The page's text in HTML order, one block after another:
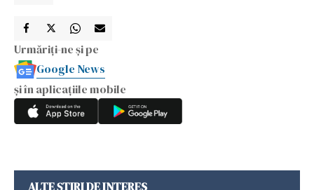
Urmăriți-ne și pe
Google News
și în aplicațiile mobile
ALTE ȘTIRI DE INTERES